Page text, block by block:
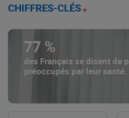
CHIFFRES-CLÉS
77 %
des Français se disent de
préoccupés par leur santé.